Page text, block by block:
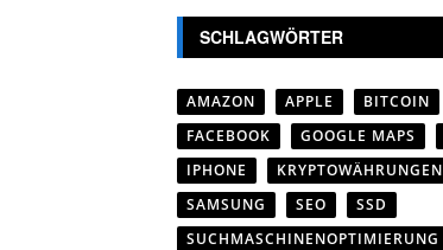
SCHLAGWÖRTER
AMAZON APPLE BITCOIN
FACEBOOK
GOOGLE MAPS
IPHONE
KRYPTOWÄHRUNGEN
SAMSUNG
SEO
SSD
SUCHMASCHINENOPTIMIERUNG